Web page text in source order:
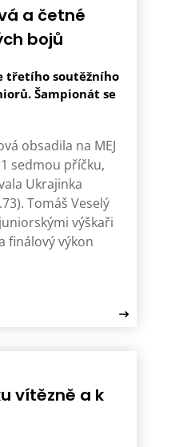
a četné
bojů
třetího soutěžního
Šampionát se
obsadila na MEJ
sedmou příčku,
Ukrajinka
Tomáš Veselý
výškaři
finálový výkon
vítězně a k